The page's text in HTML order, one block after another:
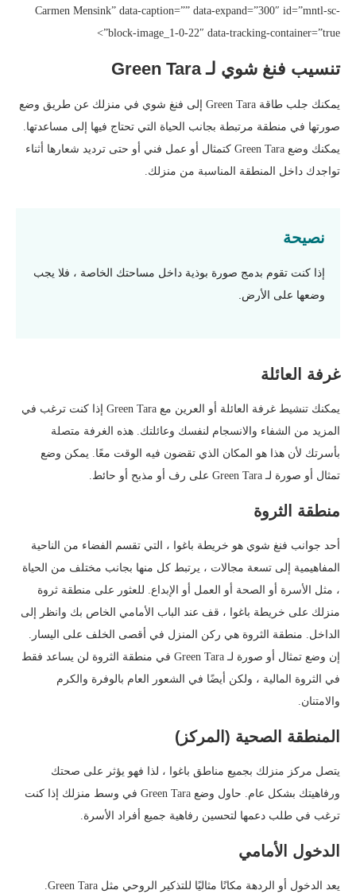
Carmen Mensink” data-caption=”” data-expand=”300″ id=”mntl-sc-
block-image_1-0-22″ data-tracking-container=”true”>
تنسيب فنغ شوي لـ Green Tara
يمكنك جلب طاقة Green Tara إلى فنغ شوي في منزلك عن طريق وضع
صورتها في منطقة مرتبطة بجانب الحياة التي تحتاج فيها إلى مساعدتها.
يمكنك وضع Green Tara كتمثال أو عمل فني أو حتى ترديد شعارها أثناء
تواجدك داخل المنطقة المناسبة من منزلك.
نصيحة
إذا كنت تقوم بدمج صورة بوذية داخل مساحتك الخاصة ، فلا يجب
وضعها على الأرض.
غرفة العائلة
يمكنك تنشيط غرفة العائلة أو العرين مع Green Tara إذا كنت ترغب في
المزيد من الشفاء والانسجام لنفسك وعائلتك. هذه الغرفة متصلة
بأسرتك لأن هذا هو المكان الذي تقضون فيه الوقت معًا. يمكن وضع
تمثال أو صورة لـ Green Tara على رف أو مذبح أو حائط.
منطقة الثروة
أحد جوانب فنغ شوي هو خريطة باغوا ، التي تقسم الفضاء من الناحية
المفاهيمية إلى تسعة مجالات ، يرتبط كل منها بجانب مختلف من الحياة
، مثل الأسرة أو الصحة أو العمل أو الإبداع. للعثور على منطقة ثروة
منزلك على خريطة باغوا ، قف عند الباب الأمامي الخاص بك وانظر إلى
الداخل. منطقة الثروة هي ركن المنزل في أقصى الخلف على اليسار.
إن وضع تمثال أو صورة لـ Green Tara في منطقة الثروة لن يساعد فقط
في الثروة المالية ، ولكن أيضًا في الشعور العام بالوفرة والكرم
والامتنان.
المنطقة الصحية (المركز)
يتصل مركز منزلك بجميع مناطق باغوا ، لذا فهو يؤثر على صحتك
ورفاهيتك بشكل عام. حاول وضع Green Tara في وسط منزلك إذا كنت
ترغب في طلب دعمها لتحسين رفاهية جميع أفراد الأسرة.
الدخول الأمامي